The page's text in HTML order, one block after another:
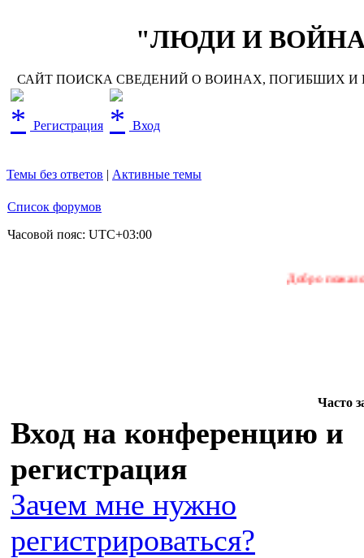
"ЛЮДИ И ВОЙНА"
САЙТ ПОИСКА СВЕДЕНИЙ О ВОИНАХ, ПОГИБШИХ И
Регистрация Вход
Темы без ответов | Активные темы
Список форумов
Часовой пояс: UTC+03:00
Добро пожаловать на
Часто
Вход на конференцию и
регистрация
Зачем мне нужно
регистрироваться?